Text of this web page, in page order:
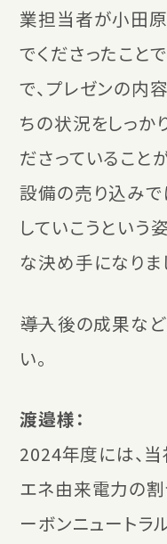
業担当者が小田
でくださったこと
で、プレゼンの内
ちの状況をしっか
ださっていること
設備の売り込みで
していこうという
な決め手になりま
――導入後の成果な
い。
渡邉様：
2024年度には、
エネ由来電力の割
ーボンニュート